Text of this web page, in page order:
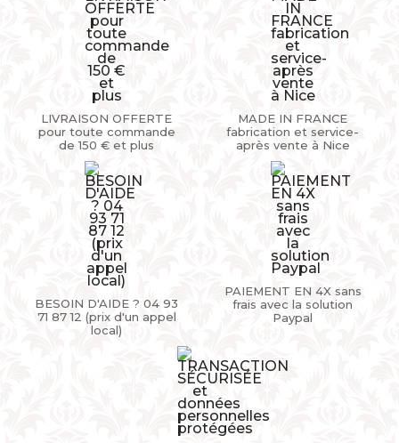
LIVRAISON OFFERTE
pour toute commande
de 150 € et plus
MADE IN FRANCE
fabrication et service-
après vente à Nice
BESOIN D'AIDE ? 04 93
71 87 12 (prix d'un appel
local)
PAIEMENT EN 4X sans
frais avec la solution
Paypal